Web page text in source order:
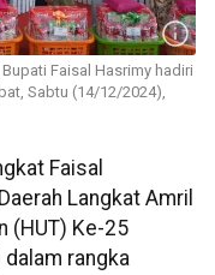
Faisal Hasrimy hadiri
Sabtu (14/12/2024),
Faisal
Langkat Amril
(HUT) Ke-25
dalam rangka